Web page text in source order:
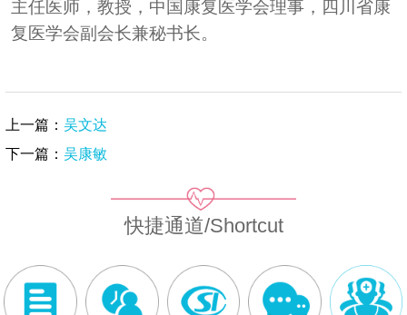
主任医师，教授，中国康复医学会理事，四川省康
复医学会副会长兼秘书长。
上一篇： 吴文达
下一篇： 吴康敏
快捷通道/Shortcut